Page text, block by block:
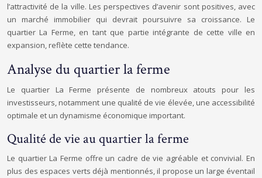
l’attractivité de la ville. Les perspectives d’avenir sont positives, avec
un marché immobilier qui devrait poursuivre sa croissance. Le
quartier La Ferme, en tant que partie intégrante de cette ville en
expansion, reflète cette tendance.
Analyse du quartier la ferme
Le quartier La Ferme présente de nombreux atouts pour les
investisseurs, notamment une qualité de vie élevée, une accessibilité
optimale et un dynamisme économique important.
Qualité de vie au quartier la ferme
Le quartier La Ferme offre un cadre de vie agréable et convivial. En
plus des espaces verts déjà mentionnés, il propose un large éventail